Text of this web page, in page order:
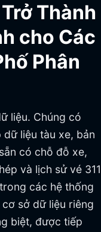
Thành
cho Các
Phân
liệu. Chúng có
liệu tàu xe, bản
có chỗ đỗ xe,
và lịch sử vé 311
các hệ thống
sở dữ liệu riêng
biệt, được tiếp